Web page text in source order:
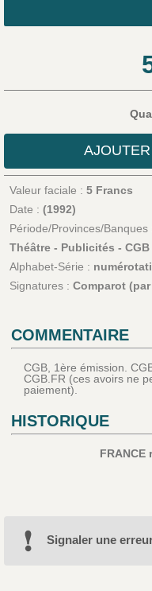
Valeur faciale : 5 Francs
Date : (1992)
Période/Provinces/Banques
Théâtre - Publicités -
Alphabet-Série :
Signatures : Comparot
COMMENTAIRE
CGB, 1ère émission.
CGB.FR (ces avoirs ne
paiement).
HISTORIQUE
Signaler une